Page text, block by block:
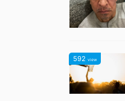
592 view